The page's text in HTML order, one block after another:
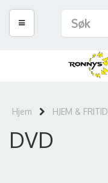
Hjem HJEM & FRITID
DVD